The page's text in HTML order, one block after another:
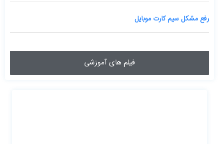
رفع مشکل سیم کارت موبایل
فیلم های آموزشی